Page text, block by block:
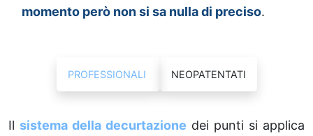
momento però non si sa nulla di preciso.
PROFESSIONALI NEOPATENTATI
Il sistema della decurtazione dei punti si applica